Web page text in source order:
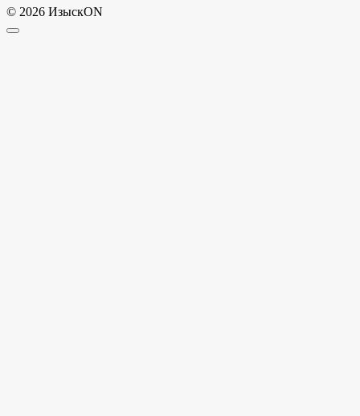
© 2026 ИзыскON